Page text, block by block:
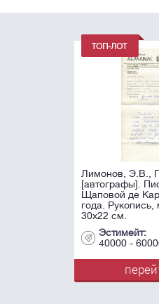
Лимонов, Э.В.,
[автографы].
Щаповой де
года. Рукопись,
30х22 см.
Эстимейт:
40000 - 60000